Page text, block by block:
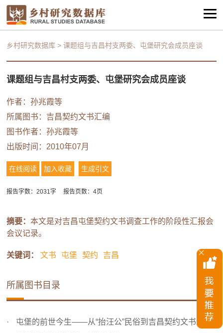
乡村研究数据库 >课题组与吉昌村支两委、屯堡研究会成员座谈
课题组与吉昌村支两委、屯堡研究会成员座谈
作者：孙兆霞等
所属图书： 吉昌契约文书汇编
图书作者：孙兆霞等
出版时间：2010年07月
在线阅读 加入收藏 生成引文
报告字数：2031字 报告页数：4页
摘要：本文是对吉昌屯堡契约文书调查工作的阶段性汇报会
会议记录。
关键词： 文书 屯堡 契约 吉昌
所属图书目录
屯堡的前世今生——从“抬汪公”民俗到吉昌契约文书的发现